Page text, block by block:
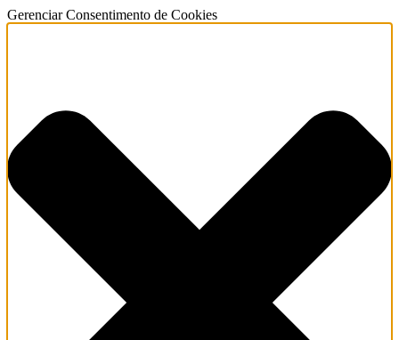
Gerenciar Consentimento de Cookies